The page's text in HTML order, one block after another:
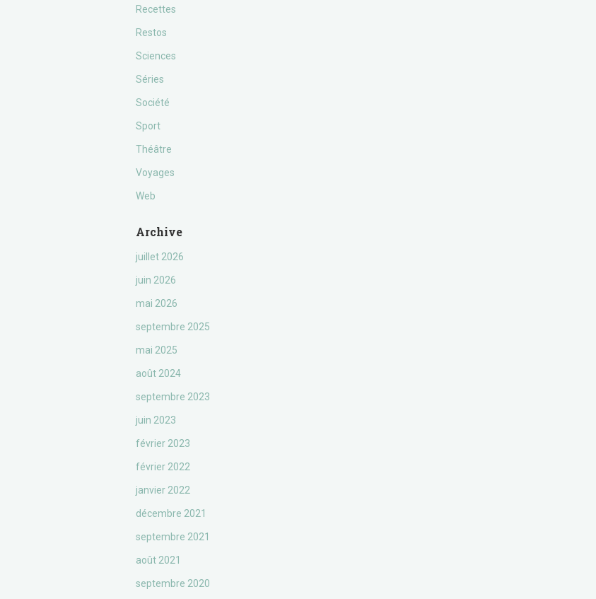
Recettes
Restos
Sciences
Séries
Société
Sport
Théâtre
Voyages
Web
Archive
juillet 2026
juin 2026
mai 2026
septembre 2025
mai 2025
août 2024
septembre 2023
juin 2023
février 2023
février 2022
janvier 2022
décembre 2021
septembre 2021
août 2021
septembre 2020